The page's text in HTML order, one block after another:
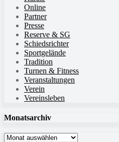
Online
Partner
Presse
Reserve & SG
Schiedsrichter
Sportgelände
Tradition
Turnen & Fitness
Veranstaltungen
Verein
Vereinsleben
Monatsarchiv
Monatsarchiv